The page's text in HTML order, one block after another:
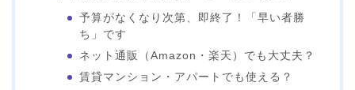
予算がなくなり次第、即終了！「早い者勝
ち」です
ネット通販（Amazon・楽天）でも大丈夫？
賃貸マンション・アパートでも使える？